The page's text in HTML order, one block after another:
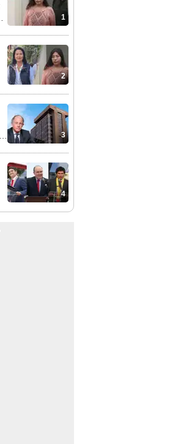
1
2
3
4